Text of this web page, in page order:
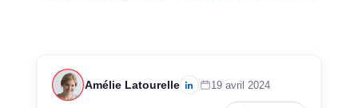
Amélie Latourelle 19 avril 2024